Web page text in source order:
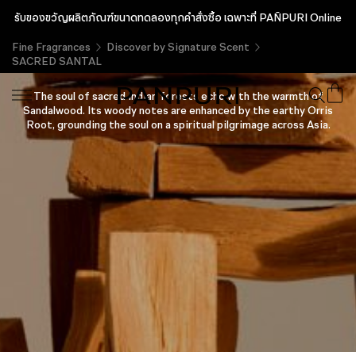
รับของขวัญผลิตภัณฑ์ขนาดทดลองทุกคำสั่งซื้อ เฉพาะที่ PAÑPURI Online
Fine Fragrances
Discover by Signature Scent
SACRED SANTAL
SACRED SANTAL
The soul of sacred Indian forests echo with the warmth of
Sandalwood. Its woody notes are enhanced by the earthy Orris
Root, grounding the soul on a spiritual pilgrimage across Asia.